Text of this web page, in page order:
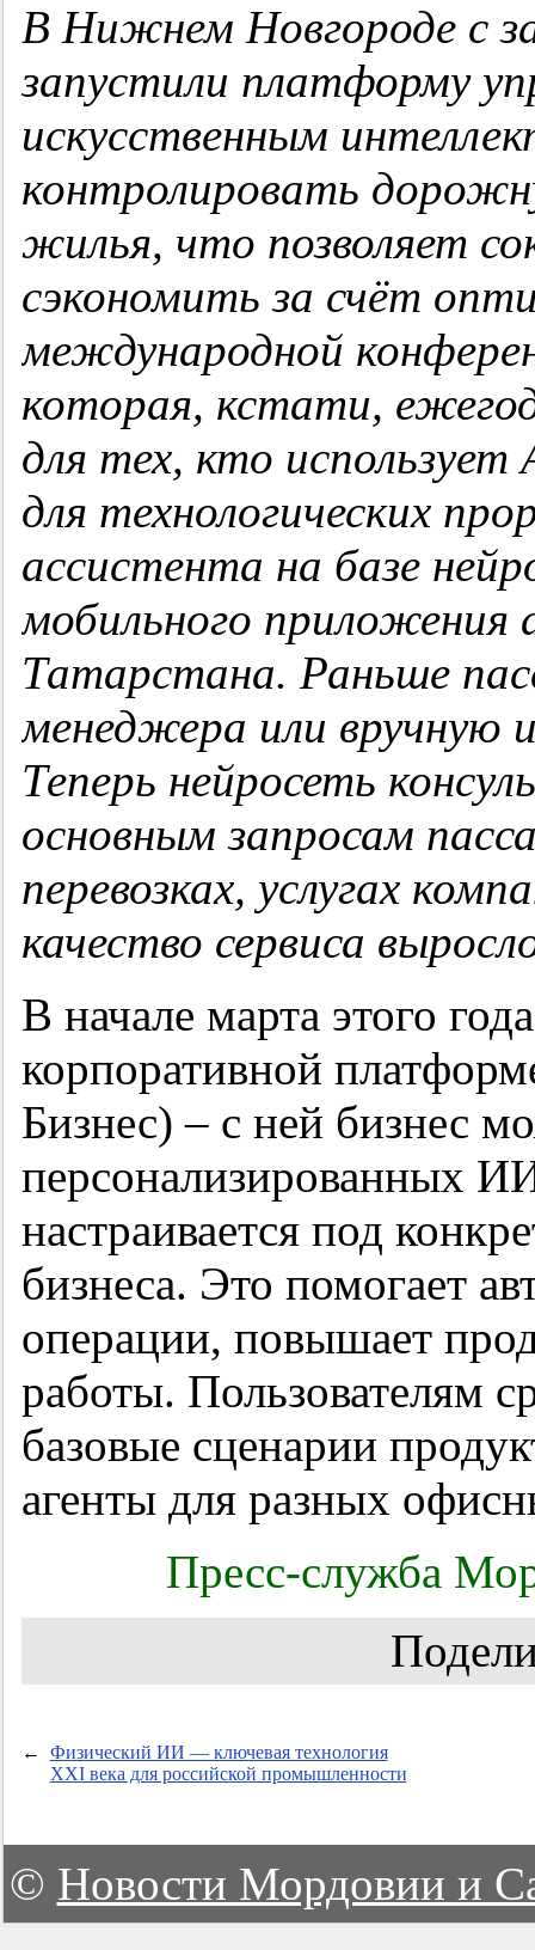
В Нижнем Новгороде с
запустили платформу
искусственным
контролировать
жилья, что позволяет
сэкономить за счёт
международной
которая, кстати,
для тех, кто
для технологических
ассистента на базе
мобильного приложения
Татарстана. Раньше
менеджера или вручную
Теперь нейросеть
основным запросам
перевозках, услугах
качество сервиса
В начале марта этого
корпоративной
Бизнес) – с ней бизнес
персонализированных
настраивается под
бизнеса. Это помогает
операции, повышает
работы. Пользователям
базовые сценарии
агенты для разных
Пресс-служба
←
Физический ИИ — ключевая технология
XXI века для российской промышленности
© Новости Мордовии и